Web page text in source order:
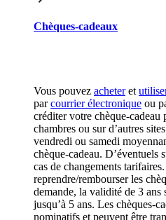
Chèques-cadeaux
Vous pouvez acheteret
parcourrier électronique ou
créditer votre chèque-cadeau
chambres ou sur d’autres
vendredi ou samedi
chèque-cadeau. D’éventuels
cas de changements
reprendre/rembourser les
demande, la validité de 3 ans
jusqu’à 5 ans. Les chèques-
nominatifs et peuvent être